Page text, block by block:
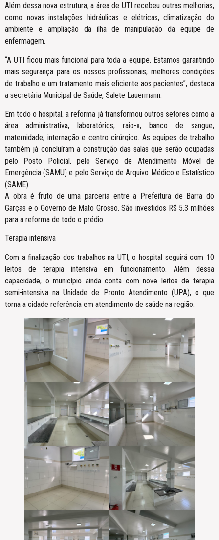
Além dessa nova estrutura, a área de UTI recebeu outras melhorias,
como novas instalações hidráulicas e elétricas, climatização do
ambiente e ampliação da ilha de manipulação da equipe de
enfermagem.
“A UTI ficou mais funcional para toda a equipe. Estamos garantindo
mais segurança para os nossos profissionais, melhores condições
de trabalho e um tratamento mais eficiente aos pacientes”, destaca
a secretária Municipal de Saúde, Salete Lauermann.
Em todo o hospital, a reforma já transformou outros setores como a
área administrativa, laboratórios, raio-x, banco de sangue,
maternidade, internação e centro cirúrgico. As equipes de trabalho
também já concluíram a construção das salas que serão ocupadas
pelo Posto Policial, pelo Serviço de Atendimento Móvel de
Emergência (SAMU) e pelo Serviço de Arquivo Médico e Estatístico
(SAME).
A obra é fruto de uma parceria entre a Prefeitura de Barra do
Garças e o Governo de Mato Grosso. São investidos R$ 5,3 milhões
para a reforma de todo o prédio.
Terapia intensiva
Com a finalização dos trabalhos na UTI, o hospital seguirá com 10
leitos de terapia intensiva em funcionamento. Além dessa
capacidade, o município ainda conta com nove leitos de terapia
semi-intensiva na Unidade de Pronto Atendimento (UPA), o que
torna a cidade referência em atendimento de saúde na região.